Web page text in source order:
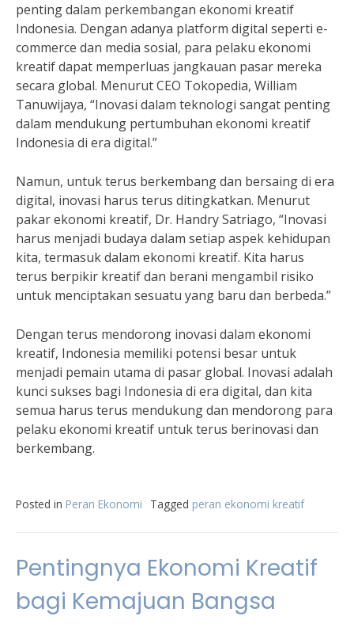
penting dalam perkembangan ekonomi kreatif
Indonesia. Dengan adanya platform digital seperti e-
commerce dan media sosial, para pelaku ekonomi
kreatif dapat memperluas jangkauan pasar mereka
secara global. Menurut CEO Tokopedia, William
Tanuwijaya, “Inovasi dalam teknologi sangat penting
dalam mendukung pertumbuhan ekonomi kreatif
Indonesia di era digital.”
Namun, untuk terus berkembang dan bersaing di era
digital, inovasi harus terus ditingkatkan. Menurut
pakar ekonomi kreatif, Dr. Handry Satriago, “Inovasi
harus menjadi budaya dalam setiap aspek kehidupan
kita, termasuk dalam ekonomi kreatif. Kita harus
terus berpikir kreatif dan berani mengambil risiko
untuk menciptakan sesuatu yang baru dan berbeda.”
Dengan terus mendorong inovasi dalam ekonomi
kreatif, Indonesia memiliki potensi besar untuk
menjadi pemain utama di pasar global. Inovasi adalah
kunci sukses bagi Indonesia di era digital, dan kita
semua harus terus mendukung dan mendorong para
pelaku ekonomi kreatif untuk terus berinovasi dan
berkembang.
Posted in Peran Ekonomi Tagged peran ekonomi kreatif
Pentingnya Ekonomi Kreatif
bagi Kemajuan Bangsa